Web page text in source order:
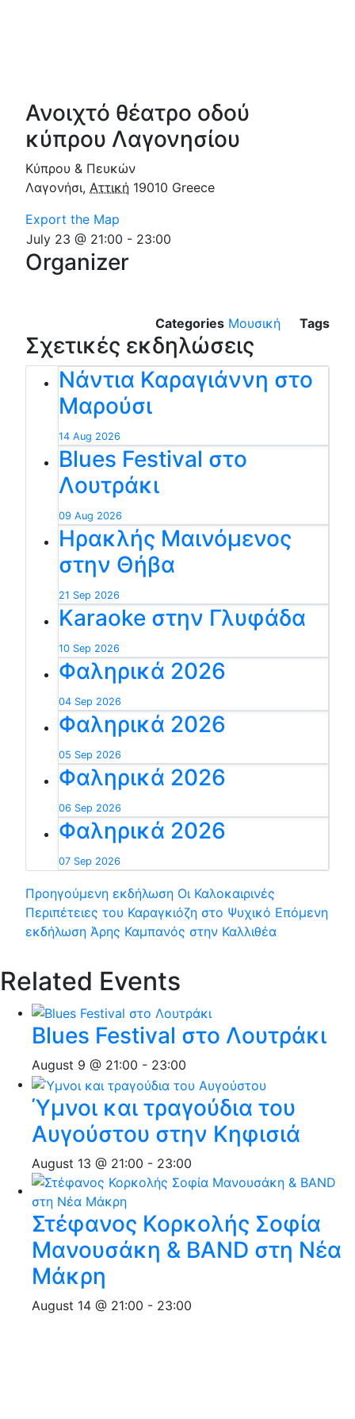
Ανοιχτό θέατρο οδού
κύπρου Λαγονησίου
Κύπρου & Πευκών
Λαγονήσι, Αττική 19010 Greece
Export the Map
July 23 @ 21:00 - 23:00
Organizer
Categories Μουσική Tags
Σχετικές εκδηλώσεις
Νάντια Καραγιάννη στο
Μαρούσι
14 Aug 2026
Blues Festival στο
Λουτράκι
09 Aug 2026
Ηρακλής Μαινόμενος
στην Θήβα
21 Sep 2026
Karaoke στην Γλυφάδα
10 Sep 2026
Φαληρικά 2026
04 Sep 2026
Φαληρικά 2026
05 Sep 2026
Φαληρικά 2026
06 Sep 2026
Φαληρικά 2026
07 Sep 2026
Προηγούμενη εκδήλωση Οι Καλοκαιρινές
Περιπέτειες του Καραγκιόζη στο Ψυχικό Επόμενη
εκδήλωση Άρης Καμπανός στην Καλλιθέα
Related Events
Blues Festival στο Λουτράκι
August 9 @ 21:00 - 23:00
Ύμνοι και τραγούδια του
Αυγούστου στην Κηφισιά
August 13 @ 21:00 - 23:00
Στέφανος Κορκολής Σοφία
Μανουσάκη & BAND στη Νέα
Μάκρη
August 14 @ 21:00 - 23:00